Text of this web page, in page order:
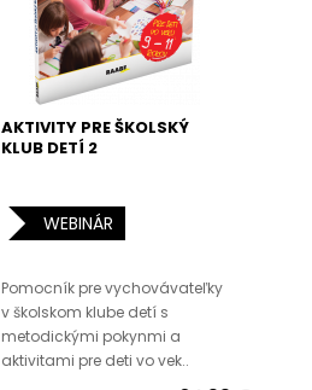
AKTIVITY PRE ŠKOLSKÝ
KLUB DETÍ 2
WEBINÁR
Pomocník pre vychovávateľky
v školskom klube detí s
metodickými pokynmi a
aktivitami pre deti vo vek..